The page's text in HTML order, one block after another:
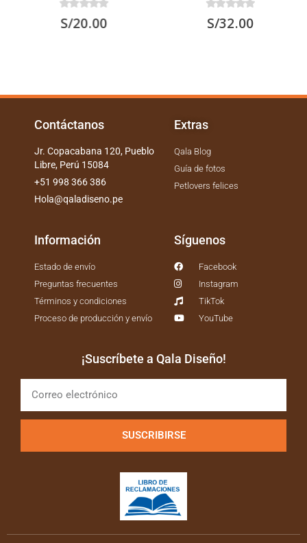
out of 5
S/20.00 out of 5
S/32.00
Contáctanos
Jr. Copacabana 120, Pueblo
Libre, Perú 15084
+51 998 366 386
Hola@qaladiseno.pe
Extras
Qala Blog
Guía de fotos
Petlovers felices
Información
Estado de envío
Preguntas frecuentes
Términos y condiciones
Proceso de producción y envío
Síguenos
Facebook
Instagram
TikTok
YouTube
¡Suscríbete a Qala Diseño!
SUSCRIBIRSE